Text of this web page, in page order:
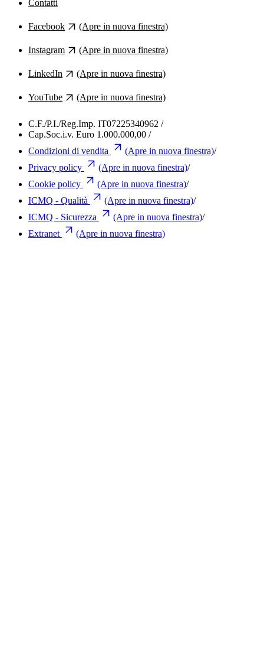
Contatti
Facebook (Apre in nuova finestra)
Instagram (Apre in nuova finestra)
LinkedIn (Apre in nuova finestra)
YouTube (Apre in nuova finestra)
C.F./P.I./Reg.Imp. IT07225340962 /
Cap.Soc.i.v. Euro 1.000.000,00 /
Condizioni di vendita
(Apre in nuova finestra)/
Privacy policy
(Apre in nuova finestra)/
Cookie policy
(Apre in nuova finestra)/
ICMQ - Qualità
(Apre in nuova finestra)/
ICMQ - Sicurezza
(Apre in nuova finestra)/
Extranet
(Apre in nuova finestra)